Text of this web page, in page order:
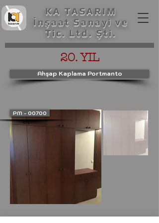
KA TASARIM
İnşaat Sanayi ve
Tic. Ltd. Şti.
20. YIL
Ahşap Kaplama Portmanto
PM - 00700